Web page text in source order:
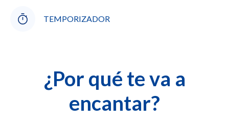
TEMPORIZADOR
¿Por qué te va a
encantar?